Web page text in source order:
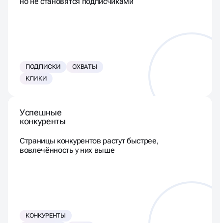
ПОДПИСКИ
ОХВАТЫ
КЛИКИ
Успешные
конкуренты
Страницы конкурентов растут быстрее,
вовлечённость у них выше
КОНКУРЕНТЫ